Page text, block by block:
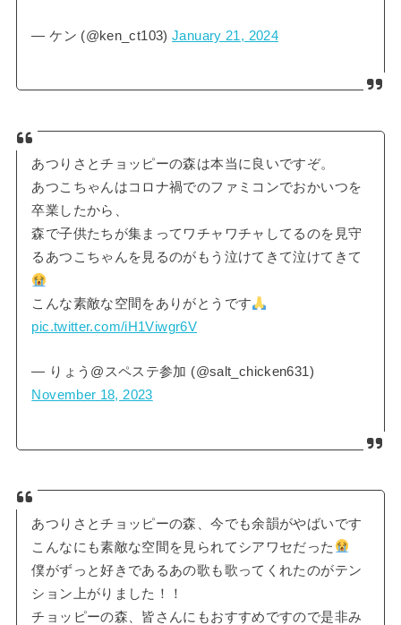
— ケン (@ken_ct103)January 21, 2024
あつりさとチョッピーの森は本当に良いですぞ。
あつこちゃんはコロナ禍でのファミコンでおかいつを
卒業したから、
森で子供たちが集まってワチャワチャしてるのを見守
るあつこちゃんを見るのがもう泣けてきて泣けてきて
こんな素敵な空間をありがとうです
pic.twitter.com/iH1Viwgr6V
— りょう@スペステ参加 (@salt_chicken631)
November 18, 2023
あつりさとチョッピーの森、今でも余韻がやばいです
こんなにも素敵な空間を見られてシアワセだった
僕がずっと好きであるあの歌も歌ってくれたのがテン
ション上がりました！！
チョッピーの森、皆さんにもおすすめですので是非み